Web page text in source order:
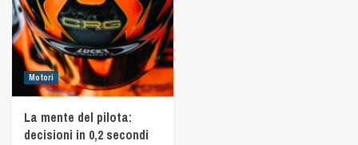
Motori
La mente del pilota:
decisioni in 0,2 secondi